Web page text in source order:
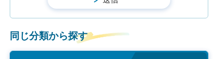
同じ分類から探す